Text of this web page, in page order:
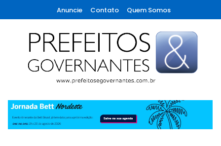
To
Content
Anuncie Contato Quem Somos
Prefeitos & Governantes